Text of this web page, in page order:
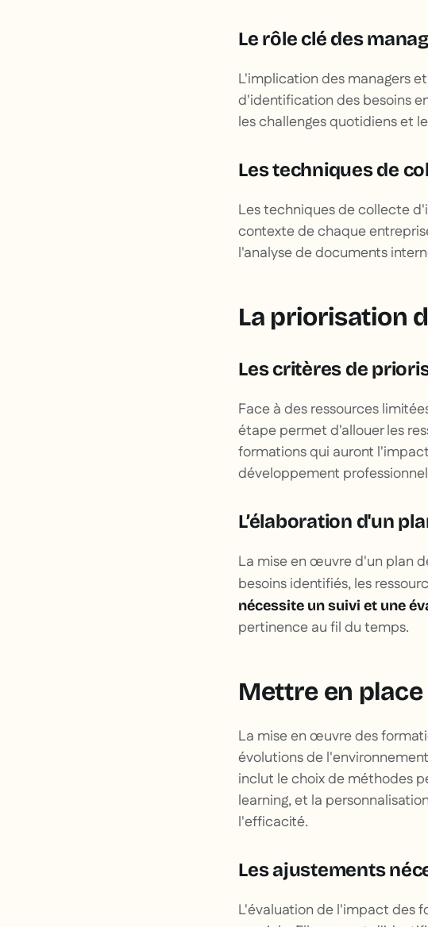
Le rôle clé des
L'implication des managers
d'identification des besoins
les challenges quotidiens et
Les techniques de
Les techniques de collecte
contexte de chaque
l'analyse de documents
La priorisation
Les critères de
Face à des ressources
étape permet d'allouer les
formations qui auront
développement
L’élaboration d'un
La mise en œuvre d'un plan
besoins identifiés, les
nécessite un suivi et une
pertinence au fil du temps.
Mettre en
La mise en œuvre des
évolutions de
inclut le choix de méthodes
learning, et la
l'efficacité.
Les ajustements
L'évaluation de l'impact des